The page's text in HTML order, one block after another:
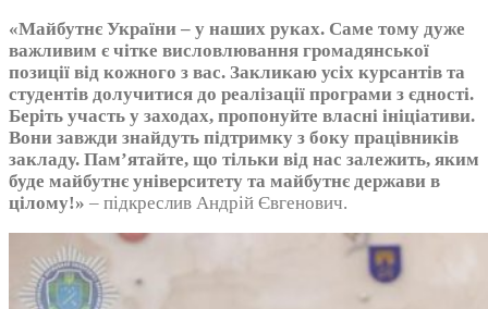
«Майбутнє України – у наших руках. Саме тому дуже
важливим є чітке висловлювання громадянської
позиції від кожного з вас. Закликаю усіх курсантів та
студентів долучитися до реалізації програми з єдності.
Беріть участь у заходах, пропонуйте власні ініціативи.
Вони завжди знайдуть підтримку з боку працівників
закладу. Пам’ятайте, що тільки від нас залежить, яким
буде майбутнє університету та майбутнє держави в
цілому!» – підкреслив Андрій Євгенович.